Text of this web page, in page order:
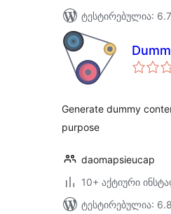
ტესტირებულია:
Generate dummy
purpose
daomapsieucap
10+ აქტიური
ტესტირებულია: